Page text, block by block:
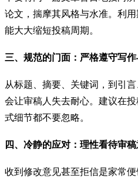
论文，揣摩其风格与水准。利
能大大缩短投稿周期。
三、规范的门面：严格遵守写
从标题、摘要、关键词，到引
会让审稿人失去耐心。建议在
式细节都不要忽略。
四、冷静的应对：理性看待审
收到修改意见甚至拒信是家常